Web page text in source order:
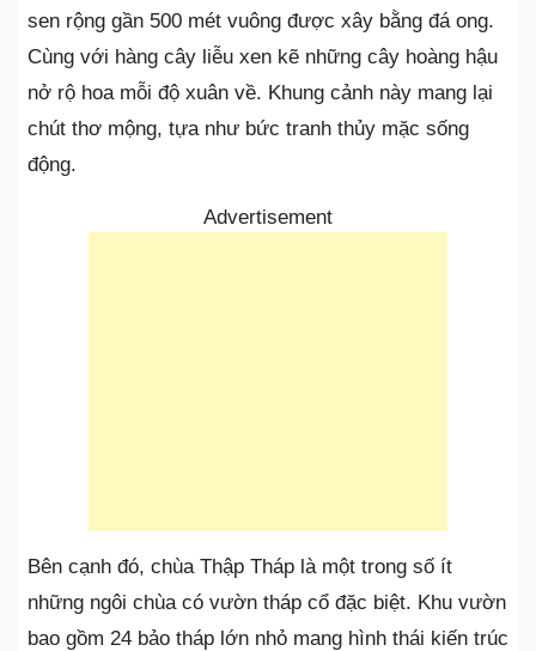
sen rộng gần 500 mét vuông được xây bằng đá ong.
Cùng với hàng cây liễu xen kẽ những cây hoàng hậu
nở rộ hoa mỗi độ xuân về. Khung cảnh này mang lại
chút thơ mộng, tựa như bức tranh thủy mặc sống
động.
Advertisement
Bên cạnh đó, chùa Thập Tháp là một trong số ít
những ngôi chùa có vườn tháp cổ đặc biệt. Khu vườn
bao gồm 24 bảo tháp lớn nhỏ mang hình thái kiến trúc